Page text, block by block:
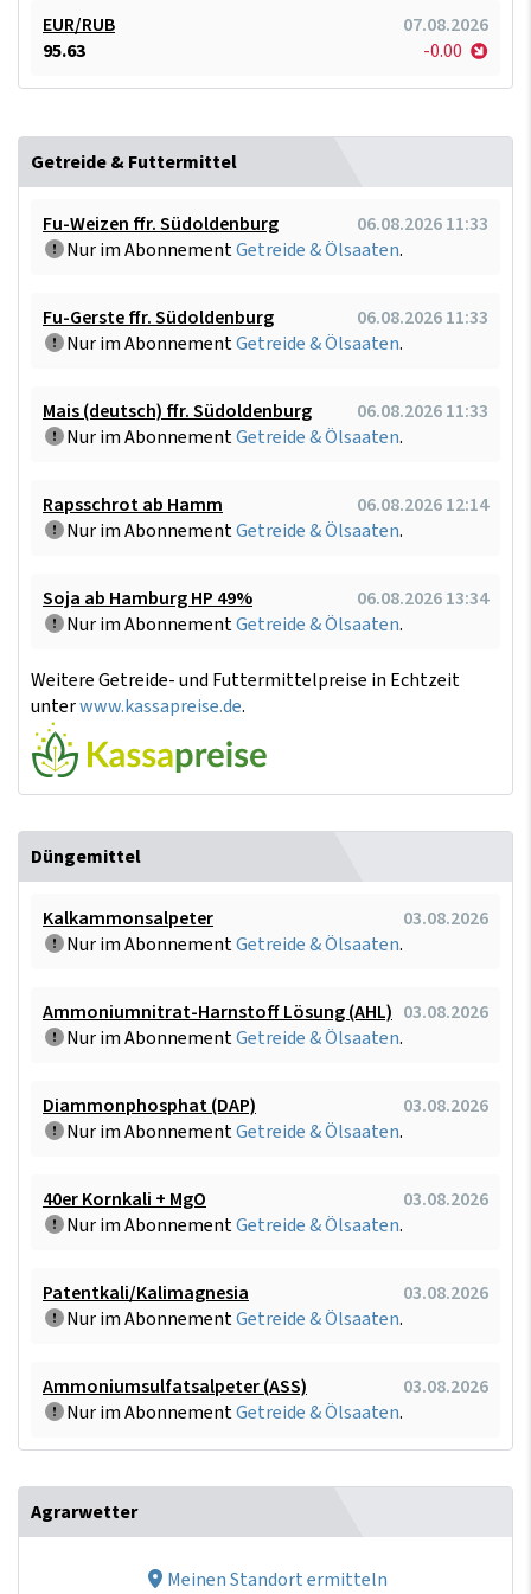
EUR/RUB
07.08.2026
95.63
-0.00
Getreide & Futtermittel
Fu-Weizen ffr. Südoldenburg
06.08.2026 11:33
Nur im AbonnementGetreide & Ölsaaten.
Fu-Gerste ffr. Südoldenburg
06.08.2026 11:33
Nur im AbonnementGetreide & Ölsaaten.
Mais (deutsch) ffr. Südoldenburg
06.08.2026 11:33
Nur im AbonnementGetreide & Ölsaaten.
Rapsschrot ab Hamm
06.08.2026 12:14
Nur im AbonnementGetreide & Ölsaaten.
Soja ab Hamburg HP 49%
06.08.2026 13:34
Nur im AbonnementGetreide & Ölsaaten.
Weitere Getreide- und Futtermittelpreise in Echtzeit
unterwww.kassapreise.de.
Düngemittel
Kalkammonsalpeter
03.08.2026
Nur im AbonnementGetreide & Ölsaaten.
Ammoniumnitrat-Harnstoff Lösung (AHL) 03.08.2026
Nur im AbonnementGetreide & Ölsaaten.
Diammonphosphat (DAP)
03.08.2026
Nur im AbonnementGetreide & Ölsaaten.
40er Kornkali + MgO
03.08.2026
Nur im AbonnementGetreide & Ölsaaten.
Patentkali/Kalimagnesia
03.08.2026
Nur im AbonnementGetreide & Ölsaaten.
Ammoniumsulfatsalpeter (ASS)
03.08.2026
Nur im AbonnementGetreide & Ölsaaten.
Agrarwetter
Meinen Standort ermitteln